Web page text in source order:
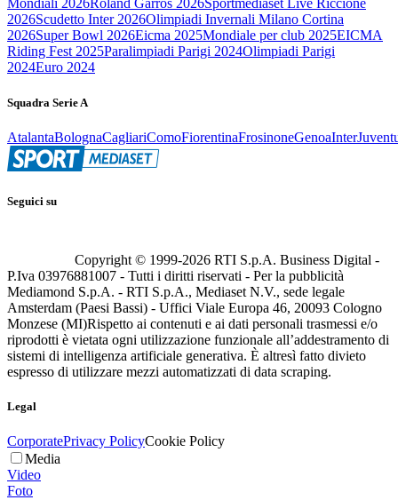
Mondiali 2026Roland Garros 2026Sportmediaset Live Riccione
2026Scudetto Inter 2026Olimpiadi Invernali Milano Cortina
2026Super Bowl 2026Eicma 2025Mondiale per club 2025EICMA
Riding Fest 2025Paralimpiadi Parigi 2024Olimpiadi Parigi
2024Euro 2024
Squadra Serie A
AtalantaBolognaCagliariComoFiorentinaFrosinoneGenoaInter
Seguici su
Copyright © 1999-2026 RTI S.p.A. Business Digital -
P.Iva 03976881007 - Tutti i diritti riservati - Per la pubblicità
Mediamond S.p.A. - RTI S.p.A., Mediaset N.V., sede legale
Amsterdam (Paesi Bassi) - Uffici Viale Europa 46, 20093 Cologno
Monzese (MI)Rispetto ai contenuti e ai dati personali trasmessi e/o
riprodotti è vietata ogni utilizzazione funzionale all’addestramento di
sistemi di intelligenza artificiale generativa. È altresì fatto divieto
espresso di utilizzare mezzi automatizzati di data scraping.
Legal
CorporatePrivacy PolicyCookie Policy
Media
Video
Foto